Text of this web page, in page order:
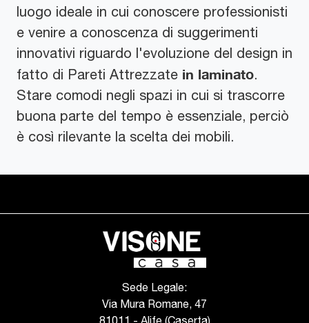
luogo ideale in cui conoscere professionisti
e venire a conoscenza di suggerimenti
innovativi riguardo l'evoluzione del design in
fatto di Pareti Attrezzate in laminato.
Stare comodi negli spazi in cui si trascorre
buona parte del tempo è essenziale, perciò
è così rilevante la scelta dei mobili.
Sede Legale:
Via Mura Romane, 47
81011 - Alife (Caserta)